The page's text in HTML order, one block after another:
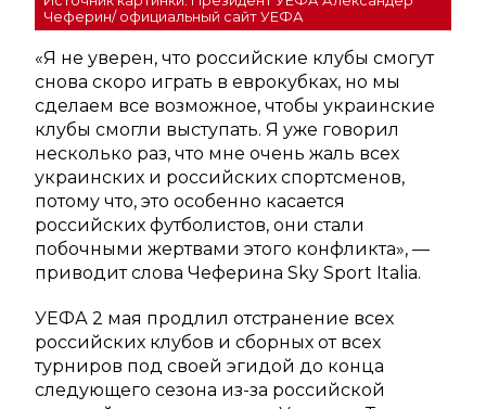
Чеферин/ официальный сайт УЕФА
«Я не уверен, что российские клубы смогут
снова скоро играть в еврокубках, но мы
сделаем все возможное, чтобы украинские
клубы смогли выступать. Я уже говорил
несколько раз, что мне очень жаль всех
украинских и российских спортсменов,
потому что, это особенно касается
российских футболистов, они стали
побочными жертвами этого конфликта», —
приводит слова Чеферина Sky Sport Italia.
УЕФА 2 мая продлил отстранение всех
российских клубов и сборных от всех
турниров под своей эгидой до конца
следующего сезона из-за российской